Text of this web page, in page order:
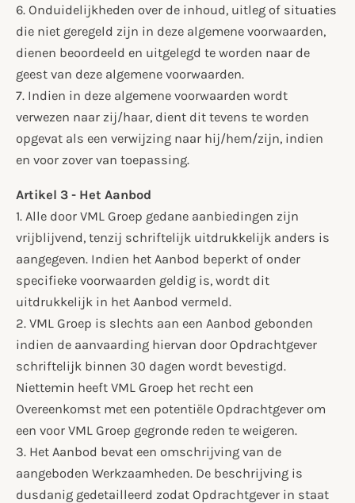
6. Onduidelijkheden over de inhoud, uitleg of situaties
die niet geregeld zijn in deze algemene voorwaarden,
dienen beoordeeld en uitgelegd te worden naar de
geest van deze algemene voorwaarden.
7. Indien in deze algemene voorwaarden wordt
verwezen naar zij/haar, dient dit tevens te worden
opgevat als een verwijzing naar hij/hem/zijn, indien
en voor zover van toepassing.
Artikel 3 - Het Aanbod
1. Alle door VML Groep gedane aanbiedingen zijn
vrijblijvend, tenzij schriftelijk uitdrukkelijk anders is
aangegeven. Indien het Aanbod beperkt of onder
specifieke voorwaarden geldig is, wordt dit
uitdrukkelijk in het Aanbod vermeld.
2. VML Groep is slechts aan een Aanbod gebonden
indien de aanvaarding hiervan door Opdrachtgever
schriftelijk binnen 30 dagen wordt bevestigd.
Niettemin heeft VML Groep het recht een
Overeenkomst met een potentiële Opdrachtgever om
een voor VML Groep gegronde reden te weigeren.
3. Het Aanbod bevat een omschrijving van de
aangeboden Werkzaamheden. De beschrijving is
dusdanig gedetailleerd zodat Opdrachtgever in staat